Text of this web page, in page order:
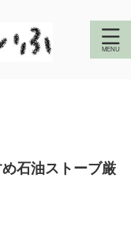
石油ストーブ厳